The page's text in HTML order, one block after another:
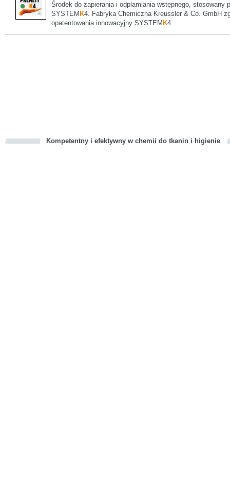
Środek do zapierania i odplamiania wstępnego,
SYSTEM K4. Fabryka Chemiczna Kreussler & Co. GmbH
opatentowania innowacyjny SYSTEM K4.
Kompetentny i efektywny w chemii do tkanin i higienie